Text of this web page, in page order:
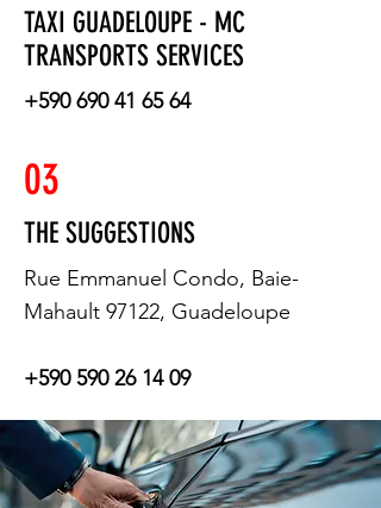
TAXI GUADELOUPE - MC
TRANSPORTS SERVICES
+590 690 41 65 64
03
THE SUGGESTIONS
Rue Emmanuel Condo, Baie-
Mahault 97122, Guadeloupe
+590 590 26 14 09